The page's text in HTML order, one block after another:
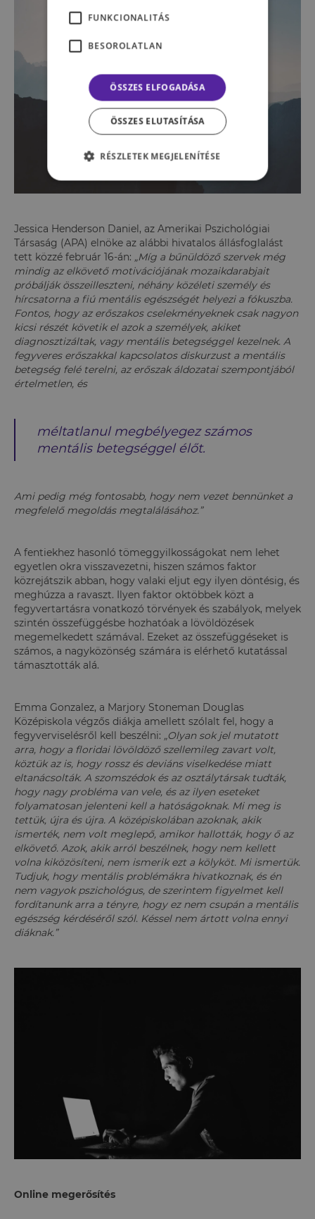
Jessica Henderson Daniel, az Amerikai Pszichológiai
Társaság (APA) elnöke az alábbi hivatalos állásfoglalást
tett közzé február 16-án: „Míg a bűnüldöző szervek még
mindig az elkövető motivációjának mozaikdarabjait
próbálják összeilleszteni, néhány közéleti személy és
hírcsatorna a fiú mentális egészségét helyezi a fókuszba.
Fontos, hogy az erőszakos cselekményeknek csak nagyon
kicsi részét követik el azok a személyek, akiket
diagnosztizáltak, vagy mentális betegséggel kezelnek. A
fegyveres erőszakkal kapcsolatos diskurzust a mentális
betegség felé terelni, az erőszak áldozatai szempontjából
értelmetlen, és
méltatlanul megbélyegez számos
mentális betegséggel élőt.
Ami pedig még fontosabb, hogy nem vezet bennünket a
megfelelő megoldás megtalálásához.”
A fentiekhez hasonló tömeggyilkosságokat nem lehet
egyetlen okra visszavezetni, hiszen számos faktor
közrejátszik abban, hogy valaki eljut egy ilyen döntésig, és
meghúzza a ravaszt. Ilyen faktor oktöbbek közt a
fegyvertartásra vonatkozó törvények és szabályok, melyek
szintén összefüggésbe hozhatóak a lövöldözések
megemelkedett számával. Ezeket az összefüggéseket is
számos, a nagyközönség számára is elérhető kutatással
támasztották alá.
Emma Gonzalez, a Marjory Stoneman Douglas
Középiskola végzős diákja amellett szólalt fel, hogy a
fegyverviselésről kell beszélni: „Olyan sok jel mutatott
arra, hogy a floridai lövöldöző szellemileg zavart volt,
köztük az is, hogy rossz és deviáns viselkedése miatt
eltanácsolták. A szomszédok és az osztálytársak tudták,
hogy nagy probléma van vele, és az ilyen eseteket
folyamatosan jelenteni kell a hatóságoknak. Mi meg is
tettük, újra és újra. A középiskolában azoknak, akik
ismerték, nem volt meglepő, amikor hallották, hogy ő az
elkövető. Azok, akik arról beszélnek, hogy nem kellett
volna kiközösíteni, nem ismerik ezt a kölyköt. Mi ismertük.
Tudjuk, hogy mentális problémákra hivatkoznak, és én
nem vagyok pszichológus, de szerintem figyelmet kell
fordítanunk arra a tényre, hogy ez nem csupán a mentális
egészség kérdéséről szól. Késsel nem ártott volna ennyi
diáknak.”
Online megerősítés
FUNKCIONALITÁS
BESOROLATLAN
ÖSSZES ELFOGADÁSA
ÖSSZES ELUTASÍTÁSA
RÉSZLETEK MEGJELENÍTÉSE